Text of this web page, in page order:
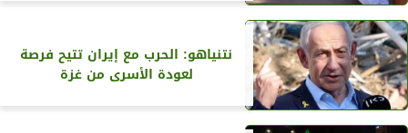
نتنياهو: الحرب مع إيران تتيح فرصة
لعودة الأسرى من غزة